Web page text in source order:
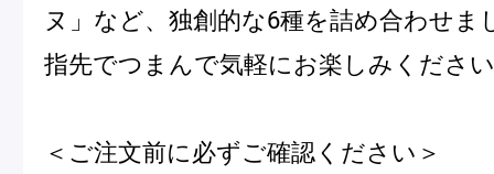
Gift
ヌ」など、独創的な6種を詰め合わせま
指先でつまんで気軽にお楽しみくださ
＜ご注文前に必ずご確認ください＞